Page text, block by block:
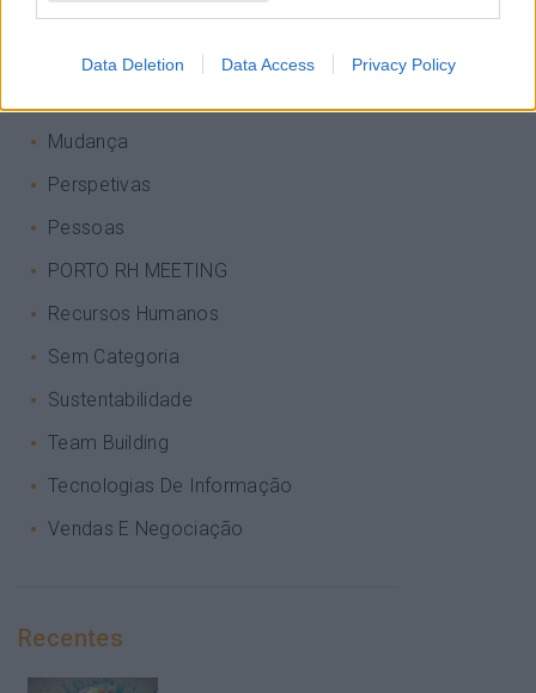
Data Deletion Data Access Privacy Policy
Interculturalidade
Keep In Mind
Mudança
Perspetivas
Pessoas
PORTO RH MEETING
Recursos Humanos
Sem Categoria
Sustentabilidade
Team Building
Tecnologias De Informação
Vendas E Negociação
Recentes